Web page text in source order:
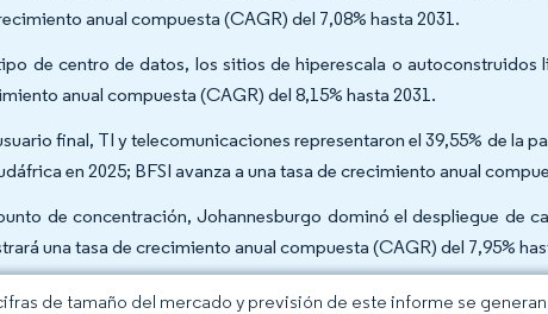
anual compuesta (CAGR) del 7,08% hasta 2031.
de centro de datos, los sitios de hiperescala o
anual compuesta (CAGR) del 8,15% hasta 2031.
final, TI y telecomunicaciones representaron el 39,55% de la
en 2025; BFSI avanza a una tasa de crecimiento anual
de concentración, Johannesburgo dominó el despliegue de
una tasa de crecimiento anual compuesta (CAGR) del 7,95%
de tamaño del mercado y previsión de este informe se